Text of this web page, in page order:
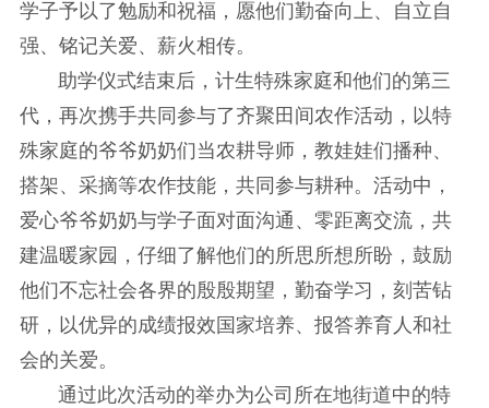
学子予以了勉励和祝福，愿他们勤奋向上、自立自
强、铭记关爱、薪火相传。
助学仪式结束后，计生特殊家庭和他们的第三
代，再次携手共同参与了齐聚田间农作活动，以特
殊家庭的爷爷奶奶们当农耕导师，教娃娃们播种、
搭架、采摘等农作技能，共同参与耕种。活动中，
爱心爷爷奶奶与学子面对面沟通、零距离交流，共
建温暖家园，仔细了解他们的所思所想所盼，鼓励
他们不忘社会各界的殷殷期望，勤奋学习，刻苦钻
研，以优异的成绩报效国家培养、报答养育人和社
会的关爱。
通过此次活动的举办为公司所在地街道中的特